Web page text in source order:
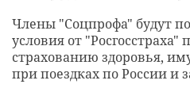
Члены "Соцпрофа" будут
условия от "Росгосстраха"
страхованию здоровья,
при поездках по России и